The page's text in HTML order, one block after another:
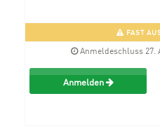
FAST
Anmeldeschluss 27.
Anmelden